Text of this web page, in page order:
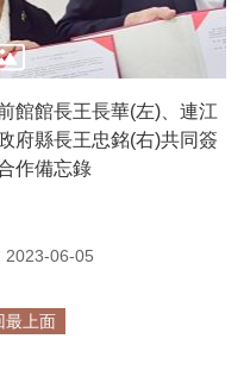
館館長王長華(左)、連江
府縣長王忠銘(右)共同簽
作備忘錄
2023-06-05
最上面